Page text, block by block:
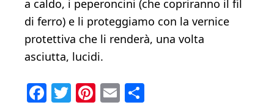
a caldo, i peperoncini (che copriranno il fil
di ferro) e li proteggiamo con la vernice
protettiva che li renderà, una volta
asciutta, lucidi.
Facebook
Twitter
Pinterest
Email